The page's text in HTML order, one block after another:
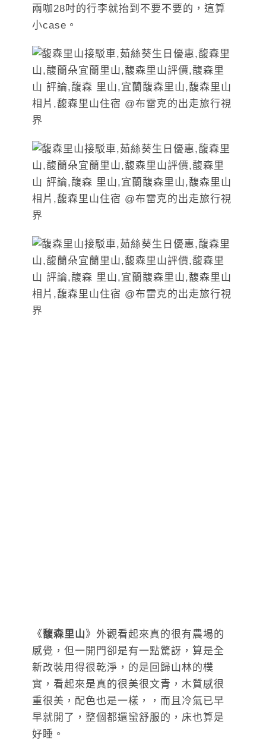
兩咖28吋的行李就抬到不要不要的，這算
小case。
《馥森里山》外觀看起來真的很有農場的
感覺，但一開門卻是有一點驚訝，算是全
新改裝用得很乾淨，的是回歸山林的樸
實，看起來是真的很美很文青，木質感很
重很美，配色也是一樣，，而且冷氣已早
早就開了，整個都還蠻舒服的，床也算是
好睡。